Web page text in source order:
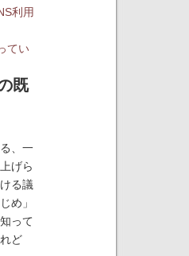
利用
てい
既
、一
げら
る議
め」
って
ど